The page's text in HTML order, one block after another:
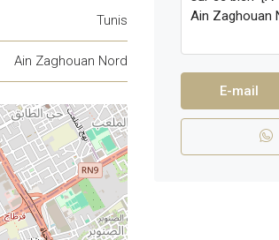
Tunis
Ain Zaghouan Nord
E-mail